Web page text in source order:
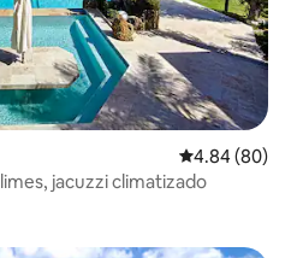
Calificación
4.84 (80)
Villa Allamanda, vistas sublimes, jacuzzi climatizado